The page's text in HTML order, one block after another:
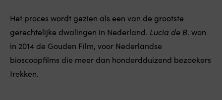
Het proces wordt gezien als een van de grootste
gerechtelijke dwalingen in Nederland. Lucia de B. won
in 2014 de Gouden Film, voor Nederlandse
bioscoopfilms die meer dan honderdduizend bezoekers
trekken.